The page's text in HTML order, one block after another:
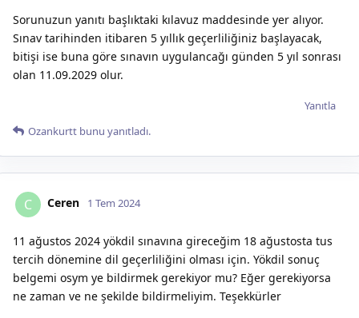
Sorunuzun yanıtı başlıktaki kılavuz maddesinde yer alıyor.
Sınav tarihinden itibaren 5 yıllık geçerliliğiniz başlayacak,
bitişi ise buna göre sınavın uygulancağı günden 5 yıl sonrası
olan 11.09.2029 olur.
Yanıtla
Ozankurtt bunu yanıtladı.
C Ceren 1 Tem 2024
11 ağustos 2024 yökdil sınavına gireceğim 18 ağustosta tus
tercih dönemine dil geçerliliğini olması için. Yökdil sonuç
belgemi osym ye bildirmek gerekiyor mu? Eğer gerekiyorsa
ne zaman ve ne şekilde bildirmeliyim. Teşekkürler